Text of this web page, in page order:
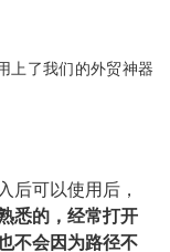
上了我们的外贸神器
后可以使用后，
悉的，经常打开
不会因为路径不